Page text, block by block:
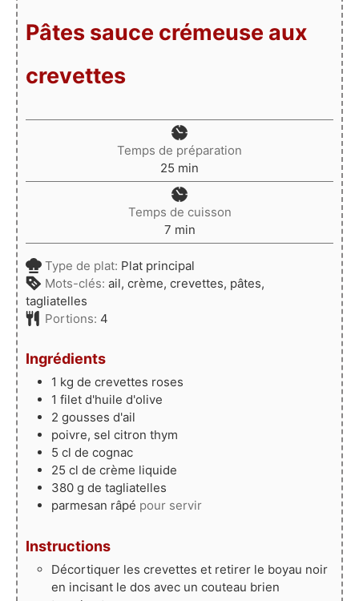
Pâtes sauce crémeuse aux
crevettes
Temps de préparation
25 minutes
min
Temps de cuisson
7minutes
min
Type de plat: Plat principal
Mots-clés: ail, crème, crevettes, pâtes,
tagliatelles
Portions: 4
Ingrédients
1 kg de crevettes roses
1 filet d'huile d'olive
2 gousses d'ail
poivre, sel citron thym
5 cl de cognac
25 cl de crème liquide
380 g de tagliatelles
parmesan râpé pour servir
Instructions
Décortiquer les crevettes et retirer le boyau noir
en incisant le dos avec un couteau brien